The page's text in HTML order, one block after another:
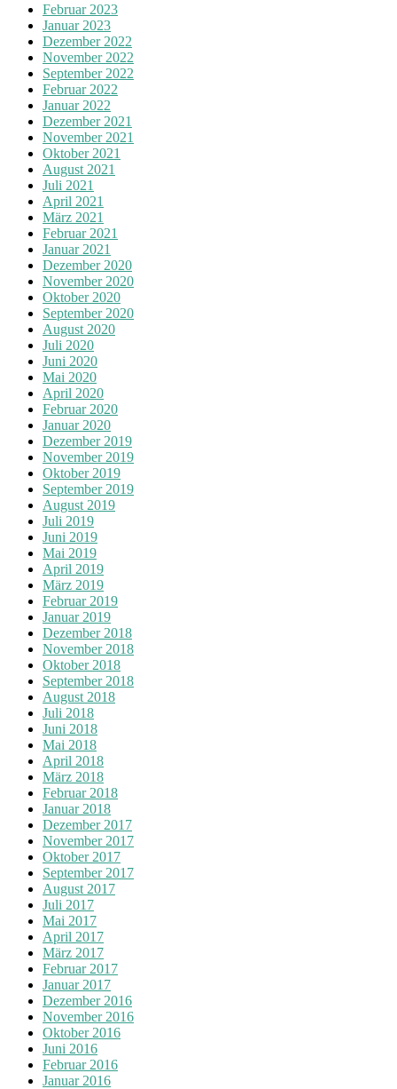
Februar 2023
Januar 2023
Dezember 2022
November 2022
September 2022
Februar 2022
Januar 2022
Dezember 2021
November 2021
Oktober 2021
August 2021
Juli 2021
April 2021
März 2021
Februar 2021
Januar 2021
Dezember 2020
November 2020
Oktober 2020
September 2020
August 2020
Juli 2020
Juni 2020
Mai 2020
April 2020
Februar 2020
Januar 2020
Dezember 2019
November 2019
Oktober 2019
September 2019
August 2019
Juli 2019
Juni 2019
Mai 2019
April 2019
März 2019
Februar 2019
Januar 2019
Dezember 2018
November 2018
Oktober 2018
September 2018
August 2018
Juli 2018
Juni 2018
Mai 2018
April 2018
März 2018
Februar 2018
Januar 2018
Dezember 2017
November 2017
Oktober 2017
September 2017
August 2017
Juli 2017
Mai 2017
April 2017
März 2017
Februar 2017
Januar 2017
Dezember 2016
November 2016
Oktober 2016
Juni 2016
Februar 2016
Januar 2016